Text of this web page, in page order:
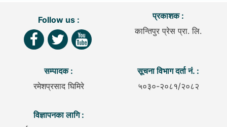
Follow us :
प्रकाशक :
कान्तिपुर प्रेस प्रा. लि.
सम्पादक :
रमेशप्रसाद घिमिरे
सूचना विभाग दर्ता नं. :
५०३०-२०८१/२०८२
विज्ञापनका लागि :